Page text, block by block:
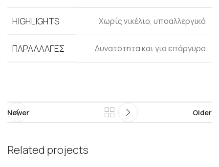
HIGHLIGHTS Xωρίς νικέλιο, υποαλλεργικό
ΠΑΡΑΛΛΑΓΈΣ Δυνατότητα και για επάργυρο
Newer Older
Related projects